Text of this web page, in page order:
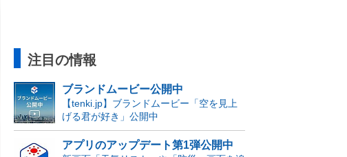
注目の情報
ブランドムービー公開中
【tenki.jp】ブランドムービー「空を見上
げる君が好き」公開中
アプリのアップデート第1弾公開中